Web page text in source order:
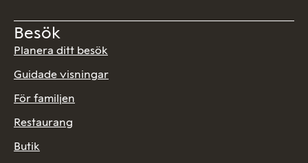
Besök
Planera ditt besök
Guidade visningar
För familjen
Restaurang
Butik